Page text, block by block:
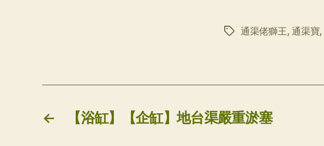
标
通渠佬獅王,通渠寶,
← 【浴缸】【企缸】地台渠嚴重淤塞